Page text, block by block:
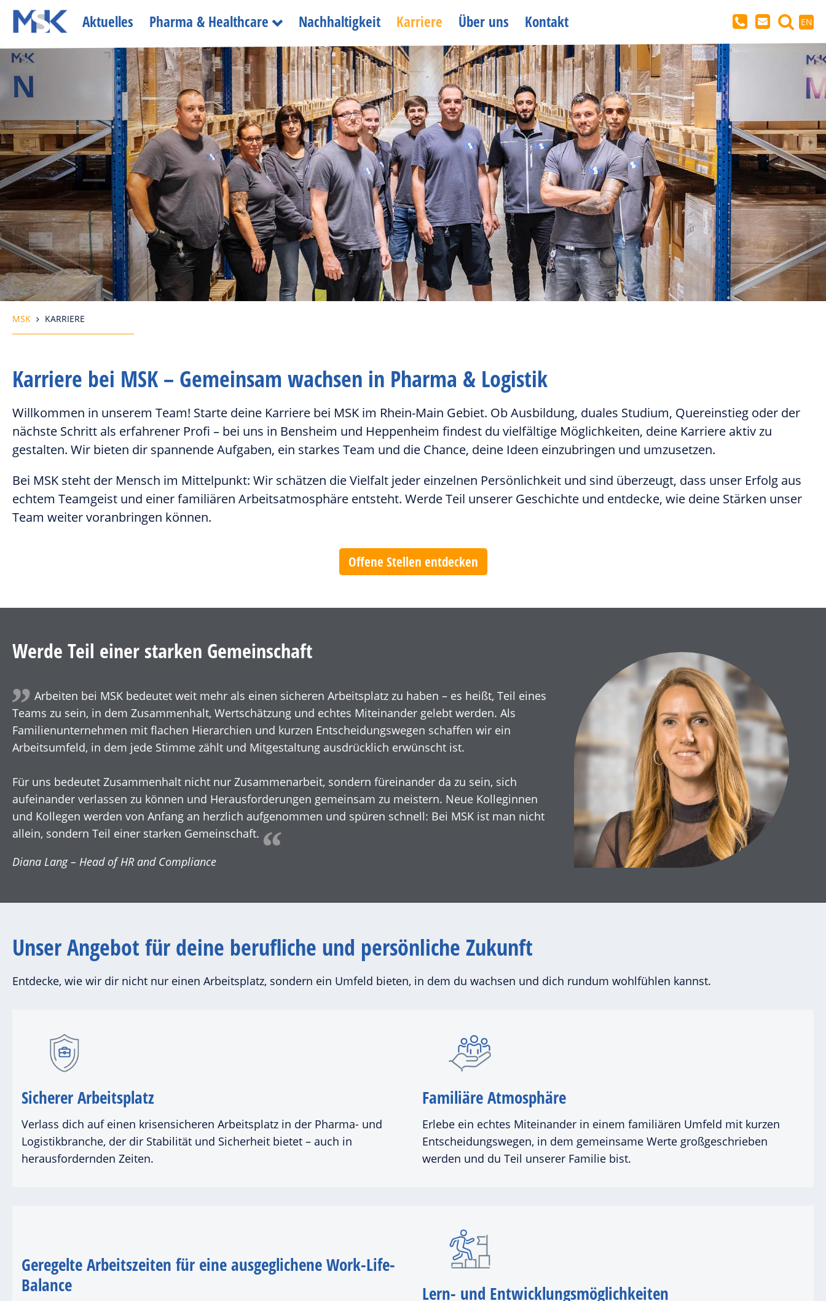
EN
Aktuelles Pharma & Healthcare Nachhaltigkeit Karriere Über uns Kontakt
MSK KARRIERE
Karriere bei MSK – Gemeinsam wachsen in Pharma & Logistik
Willkommen in unserem Team! Starte deine Karriere bei MSK im Rhein-Main Gebiet. Ob Ausbildung, duales Studium, Quereinstieg oder der
nächste Schritt als erfahrener Profi – bei uns in Bensheim und Heppenheim findest du vielfältige Möglichkeiten, deine Karriere aktiv zu
gestalten. Wir bieten dir spannende Aufgaben, ein starkes Team und die Chance, deine Ideen einzubringen und umzusetzen.
Bei MSK steht der Mensch im Mittelpunkt: Wir schätzen die Vielfalt jeder einzelnen Persönlichkeit und sind überzeugt, dass unser Erfolg aus
echtem Teamgeist und einer familiären Arbeitsatmosphäre entsteht. Werde Teil unserer Geschichte und entdecke, wie deine Stärken unser
Team weiter voranbringen können.
Offene Stellen entdecken
Werde Teil einer starken Gemeinschaft
Arbeiten bei MSK bedeutet weit mehr als einen sicheren Arbeitsplatz zu haben – es heißt, Teil eines
Teams zu sein, in dem Zusammenhalt, Wertschätzung und echtes Miteinander gelebt werden. Als
Familienunternehmen mit flachen Hierarchien und kurzen Entscheidungswegen schaffen wir ein
Arbeitsumfeld, in dem jede Stimme zählt und Mitgestaltung ausdrücklich erwünscht ist.
Für uns bedeutet Zusammenhalt nicht nur Zusammenarbeit, sondern füreinander da zu sein, sich
aufeinander verlassen zu können und Herausforderungen gemeinsam zu meistern. Neue Kolleginnen
und Kollegen werden von Anfang an herzlich aufgenommen und spüren schnell: Bei MSK ist man nicht
allein, sondern Teil einer starken Gemeinschaft.
Diana Lang – Head of HR and Compliance
Unser Angebot für deine berufliche und persönliche Zukunft
Entdecke, wie wir dir nicht nur einen Arbeitsplatz, sondern ein Umfeld bieten, in dem du wachsen und dich rundum wohlfühlen kannst.
Sicherer Arbeitsplatz
Verlass dich auf einen krisensicheren Arbeitsplatz in der Pharma- und
Logistikbranche, der dir Stabilität und Sicherheit bietet – auch in
herausfordernden Zeiten.
Familiäre Atmosphäre
Erlebe ein echtes Miteinander in einem familiären Umfeld mit kurzen
Entscheidungswegen, in dem gemeinsame Werte großgeschrieben
werden und du Teil unserer Familie bist.
Geregelte Arbeitszeiten für eine ausgeglichene Work-Life-
Balance
Lern- und Entwicklungsmöglichkeiten